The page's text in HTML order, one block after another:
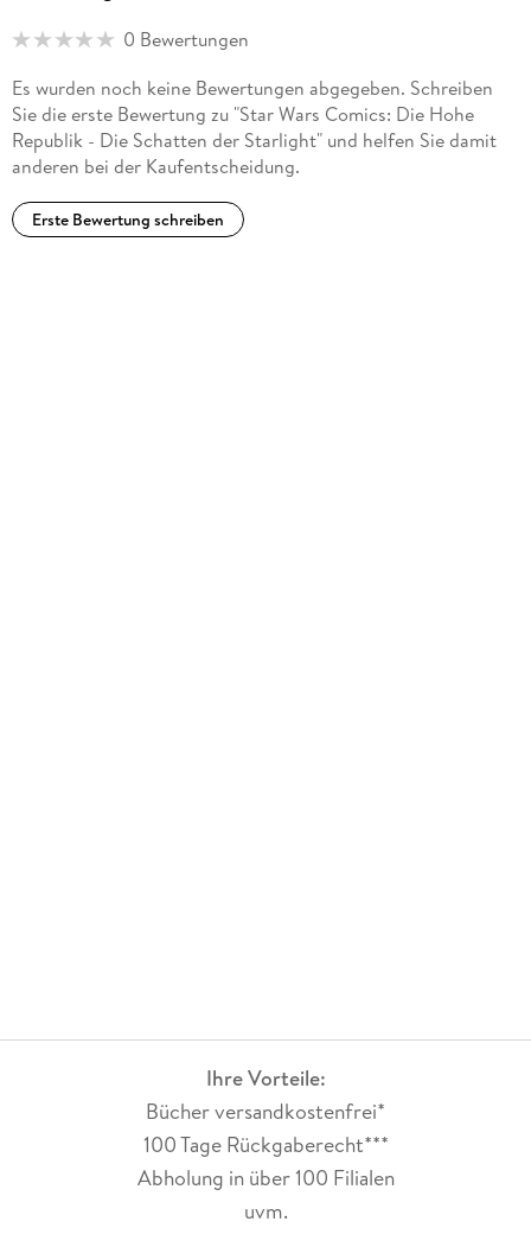
0 Bewertungen
Es wurden noch keine Bewertungen abgegeben. Schreiben
Sie die erste Bewertung zu "Star Wars Comics: Die Hohe
Republik - Die Schatten der Starlight" und helfen Sie damit
anderen bei der Kaufentscheidung.
Erste Bewertung schreiben
Ihre Vorteile:
Bücher versandkostenfrei*
100 Tage Rückgaberecht***
Abholung in über 100 Filialen
uvm.